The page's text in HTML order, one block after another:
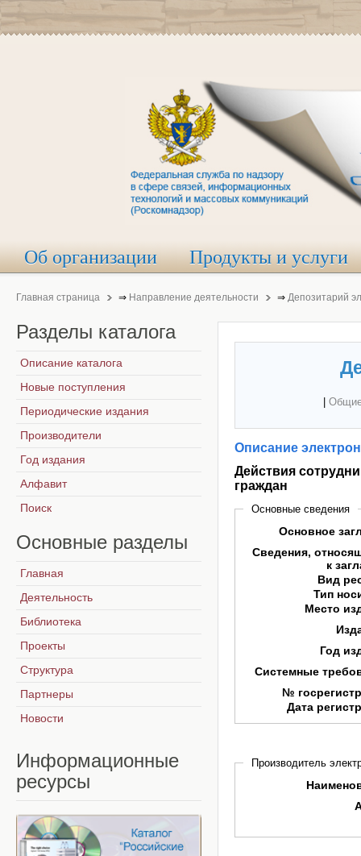
Об организации Продукты и услуги
Главная страница ⇒ Направление деятельности ⇒ Депозитарий
Описание
Действия
граждан
Основные сведения
Основное
Сведения,
к
Вид
Тип
Место
Год
Системные
№
Дата
Производитель
Разделы каталога
Описание каталога
Новые поступления
Периодические издания
Производители
Год издания
Алфавит
Поиск
Основные разделы
Главная
Деятельность
Библиотека
Проекты
Структура
Партнеры
Новости
Информационные
ресурсы